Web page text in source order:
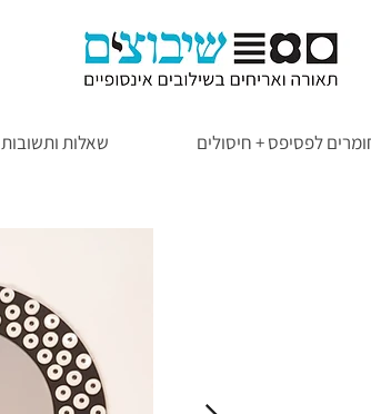
לפסיפס + חיסולים שאלות ותשובות